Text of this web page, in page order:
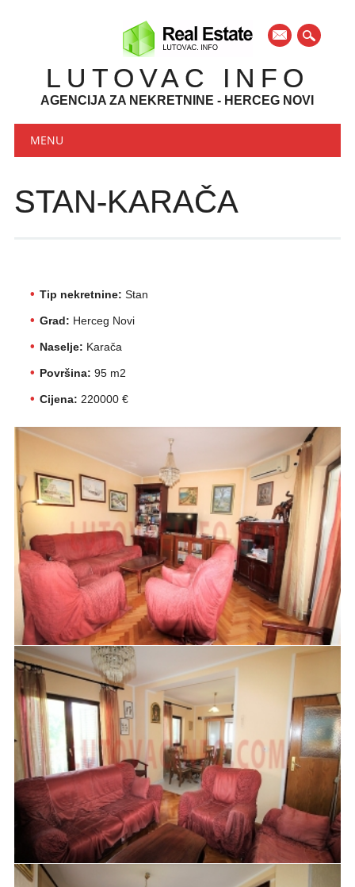
mail
LUTOVAC INFO
AGENCIJA ZA NEKRETNINE - HERCEG NOVI
Main menu
MENU
STAN-KARAČA
Tip nekretnine: Stan
Grad: Herceg Novi
Naselje: Karača
Površina: 95 m2
Cijena: 220000 €